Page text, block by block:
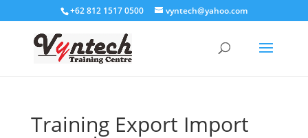
+62 812 1517 0500 vyntech@yahoo.com
Training Export Import